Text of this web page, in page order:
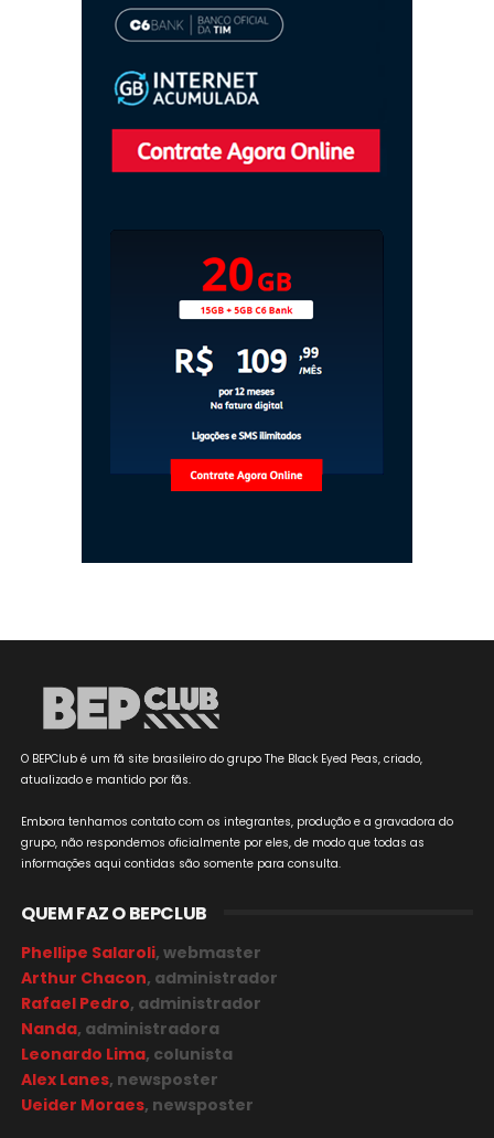
O BEPClub é um fã site brasileiro do grupo The Black Eyed Peas, criado,
atualizado e mantido por fãs.
Embora tenhamos contato com os integrantes, produção e a gravadora do
grupo, não respondemos oficialmente por eles, de modo que todas as
informações aqui contidas são somente para consulta.
QUEM FAZ O BEPCLUB
Phellipe Salaroli, webmaster
Arthur Chacon, administrador
Rafael Pedro, administrador
Nanda, administradora
Leonardo Lima, colunista
Alex Lanes, newsposter
Ueider Moraes, newsposter